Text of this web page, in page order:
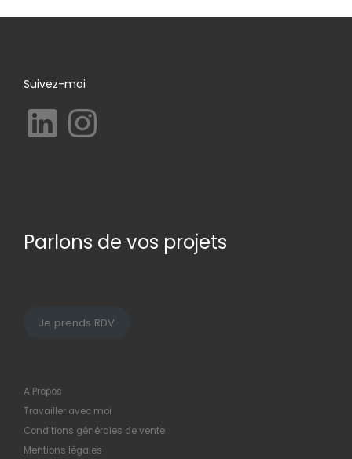
Suivez-moi
LinkedIn Instagram
Parlons de vos projets
Je prends RDV
A Propos
Travailler avec moi
Conditions générales de vente
Mentions légales